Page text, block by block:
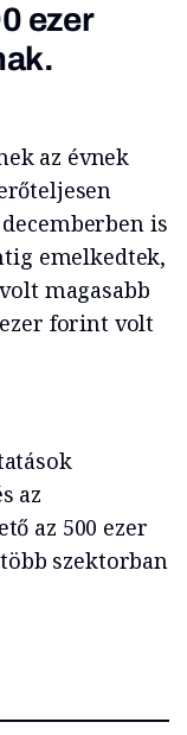
ezer
az évnek
is
emelkedtek,
magasabb
ezer forint volt
az
az 500 ezer
szektorban